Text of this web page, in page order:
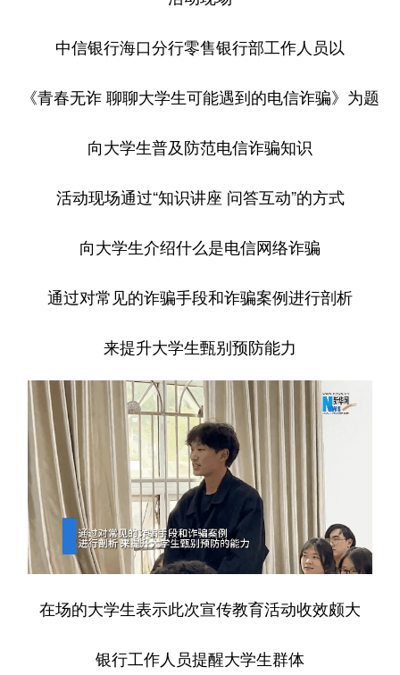
中信银行海口分行零售银行部工作人员以
《青春无诈 聊聊大学生可能遇到的电信诈骗》为题
向大学生普及防范电信诈骗知识
活动现场通过“知识讲座 问答互动”的方式
向大学生介绍什么是电信网络诈骗
通过对常见的诈骗手段和诈骗案例进行剖析
来提升大学生甄别预防能力
在场的大学生表示此次宣传教育活动收效颇大
银行工作人员提醒大学生群体